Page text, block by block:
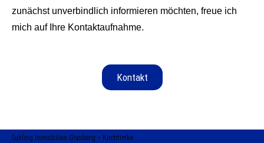
zunächst unverbindlich informieren möchten, freue ich
mich auf Ihre Kontaktaufnahme.
Kontakt
Suhling Immobilien Grasberg > Kirchtimke